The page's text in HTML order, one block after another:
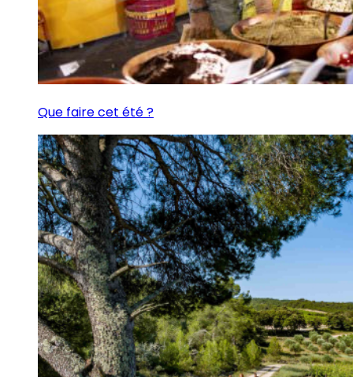
Que faire cet été ?